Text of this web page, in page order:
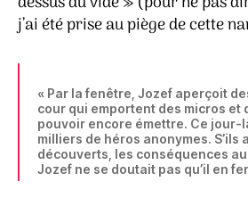
j’ai été prise au piège de cette
« Par la fenêtre, Jozef aperçoit
cour qui emportent des micros et
pouvoir encore émettre. Ce jour-
milliers de héros anonymes. S’ils
découverts, les conséquences
Jozef ne se doutait pas qu’il en